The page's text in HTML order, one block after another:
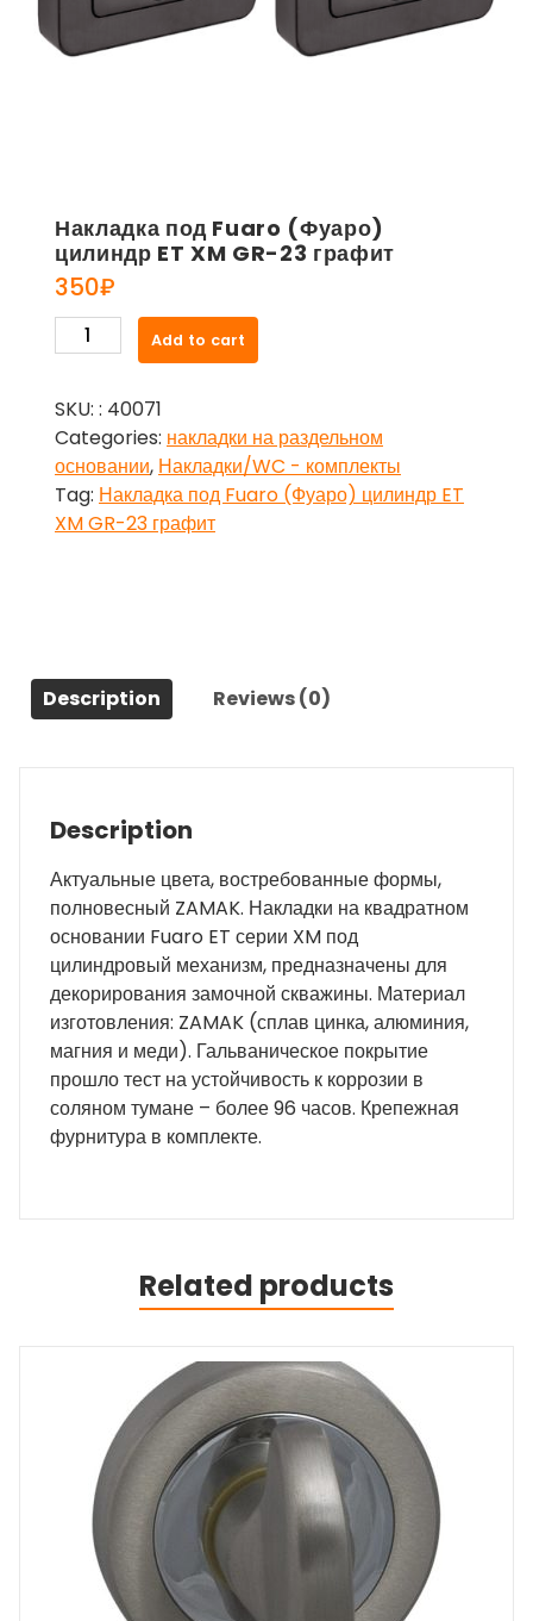
Накладка под Fuaro (Фуаро)
цилиндр ET XM GR-23 графит
350₽
Накладка
под
(Фуаро)
цилиндр
ET
XM
GR-
Add to cart
SKU: : 40071
Categories: накладки на раздельном
основании, Накладки/WC - комплекты
Tag: Накладка под Fuaro (Фуаро) цилиндр ET
XM GR-23 графит
Description Reviews (0)
Description
Актуальные цвета, востребованные формы,
полновесный ZAMAK. Накладки на квадратном
основании Fuaro ET серии XM под
цилиндровый механизм, предназначены для
декорирования замочной скважины. Материал
изготовления: ZAMAK (сплав цинка, алюминия,
магния и меди). Гальваническое покрытие
прошло тест на устойчивость к коррозии в
соляном тумане – более 96 часов. Крепежная
фурнитура в комплекте.
Related products